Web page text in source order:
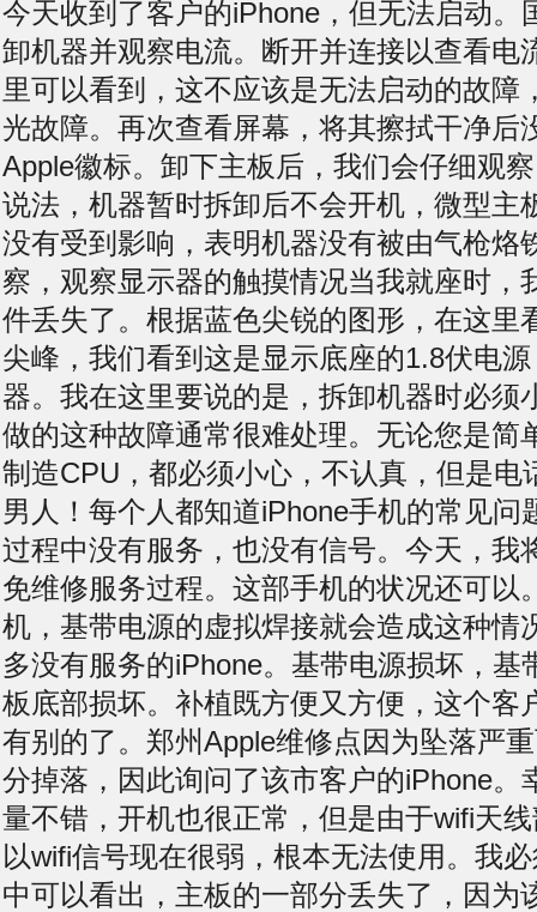
今天收到了客户的iPhone，但无法启动。
卸机器并观察电流。断开并连接以查看电
里可以看到，这不应该是无法启动的故障
光故障。再次查看屏幕，将其擦拭干净后
Apple徽标。卸下主板后，我们会仔细观
说法，机器暂时拆卸后不会开机，微型主
没有受到影响，表明机器没有被由气枪烙
察，观察显示器的触摸情况当我就座时，
件丢失了。根据蓝色尖锐的图形，在这里
尖峰，我们看到这是显示底座的1.8伏电
器。我在这里要说的是，拆卸机器时必须
做的这种故障通常很难处理。无论您是简
制造CPU，都必须小心，不认真，但是电
男人！每个人都知道iPhone手机的常见问
过程中没有服务，也没有信号。今天，我
免维修服务过程。这部手机的状况还可以
机，基带电源的虚拟焊接就会造成这种情
多没有服务的iPhone。基带电源损坏，基
板底部损坏。补植既方便又方便，这个客
有别的了。郑州Apple维修点因为坠落严
分掉落，因此询问了该市客户的iPhone。
量不错，开机也很正常，但是由于wifi天
以wifi信号现在很弱，根本无法使用。我
中可以看出，主板的一部分丢失了，因为